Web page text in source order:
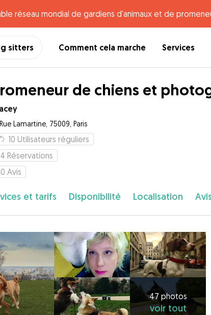
réseau mondial de gardiens d'animaux et de
sitters Comment cela marche Services
de chiens et
Rue Lamartine, 75009, Paris
10 Utilisateurs réguliers
Réservations
Avis
et tarifs Disponibilité Localisation Avis
47 photos
voir tout